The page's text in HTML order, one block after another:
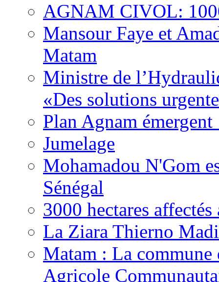
AGNAM CIVOL:
Mansour Faye et
Matam
Ministre de
«Des solutions
Plan Agnam
Jumelage
Mohamadou N'Gom
Sénégal
3000 hectares
La Ziara Thierno
Matam : La
Agricole